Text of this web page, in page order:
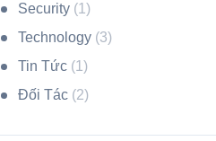
Security (1)
Technology (3)
Tin Tức (1)
Đối Tác (2)